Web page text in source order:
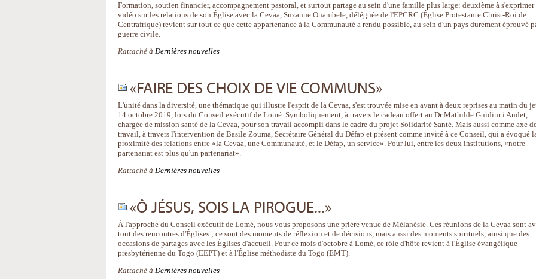
Formation, soutien financier, accompagnement pastoral, et surtout partage au sein d'une famille plus large: deuxième à s'exprimer
vidéo sur les relations de son Église avec la Cevaa, Suzanne Onambele, déléguée de l'EPCRC (Église Protestante Christ-Roi de
Centrafrique) revient sur tout ce que cette appartenance à la Communauté a rendu possible, au sein d'un pays durement éprouvé
guerre civile.
Rattaché à Dernières nouvelles
«FAIRE DES CHOIX DE VIE COMMUNS»
L'unité dans la diversité, une thématique qui illustre l'esprit de la Cevaa, s'est trouvée mise en avant à deux reprises au matin du
14 octobre 2019, lors du Conseil exécutif de Lomé. Symboliquement, à travers le cadeau offert au Dr Mathilde Guidimti Andet,
chargée de mission santé de la Cevaa, pour son travail accompli dans le cadre du projet Solidarité Santé. Mais aussi comme axe
travail, à travers l'intervention de Basile Zouma, Secrétaire Général du Défap et présent comme invité à ce Conseil, qui a évoqué
proximité des relations entre «la Cevaa, une Communauté, et le Défap, un service». Pour lui, entre les deux institutions, «notre
partenariat est plus qu'un partenariat».
Rattaché à Dernières nouvelles
«Ô JÉSUS, SOIS LA PIROGUE...»
À l'approche du Conseil exécutif de Lomé, nous vous proposons une prière venue de Mélanésie. Ces réunions de la Cevaa sont
tout des rencontres d'Églises ; ce sont des moments de réflexion et de décisions, mais aussi des moments spirituels, ainsi que des
occasions de partages avec les Églises d'accueil. Pour ce mois d'octobre à Lomé, ce rôle d'hôte revient à l'Église évangélique
presbytérienne du Togo (EEPT) et à l'Église méthodiste du Togo (EMT).
Rattaché à Dernières nouvelles